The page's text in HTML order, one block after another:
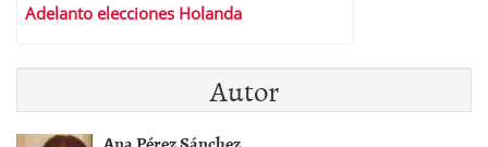
Adelanto elecciones Holanda
Autor